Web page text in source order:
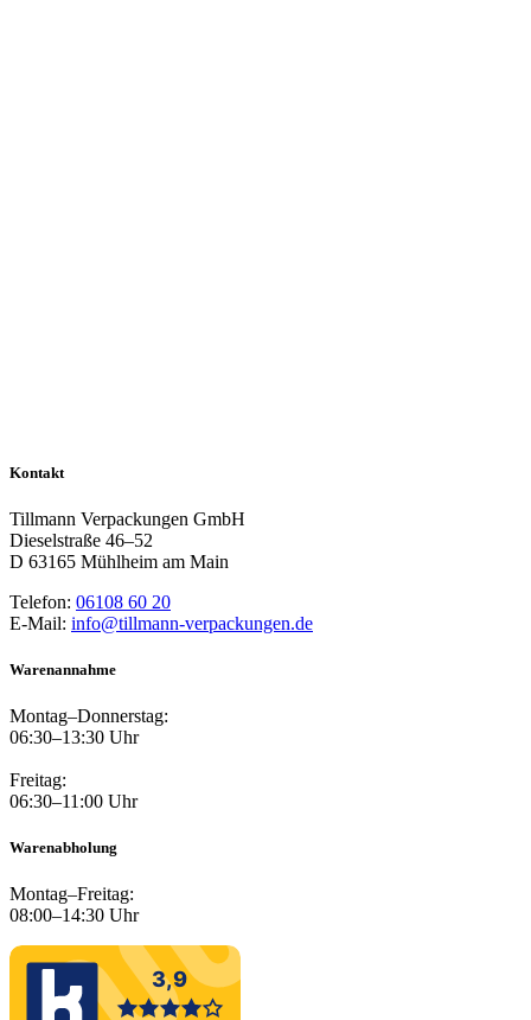
Kontakt
Tillmann Verpackungen GmbH
Dieselstraße 46–52
D 63165 Mühlheim am Main
Telefon: 06108 60 20
E-Mail: info@tillmann-verpackungen.de
Warenannahme
Montag–Donnerstag:
06:30–13:30 Uhr
Freitag:
06:30–11:00 Uhr
Warenabholung
Montag–Freitag:
08:00–14:30 Uhr